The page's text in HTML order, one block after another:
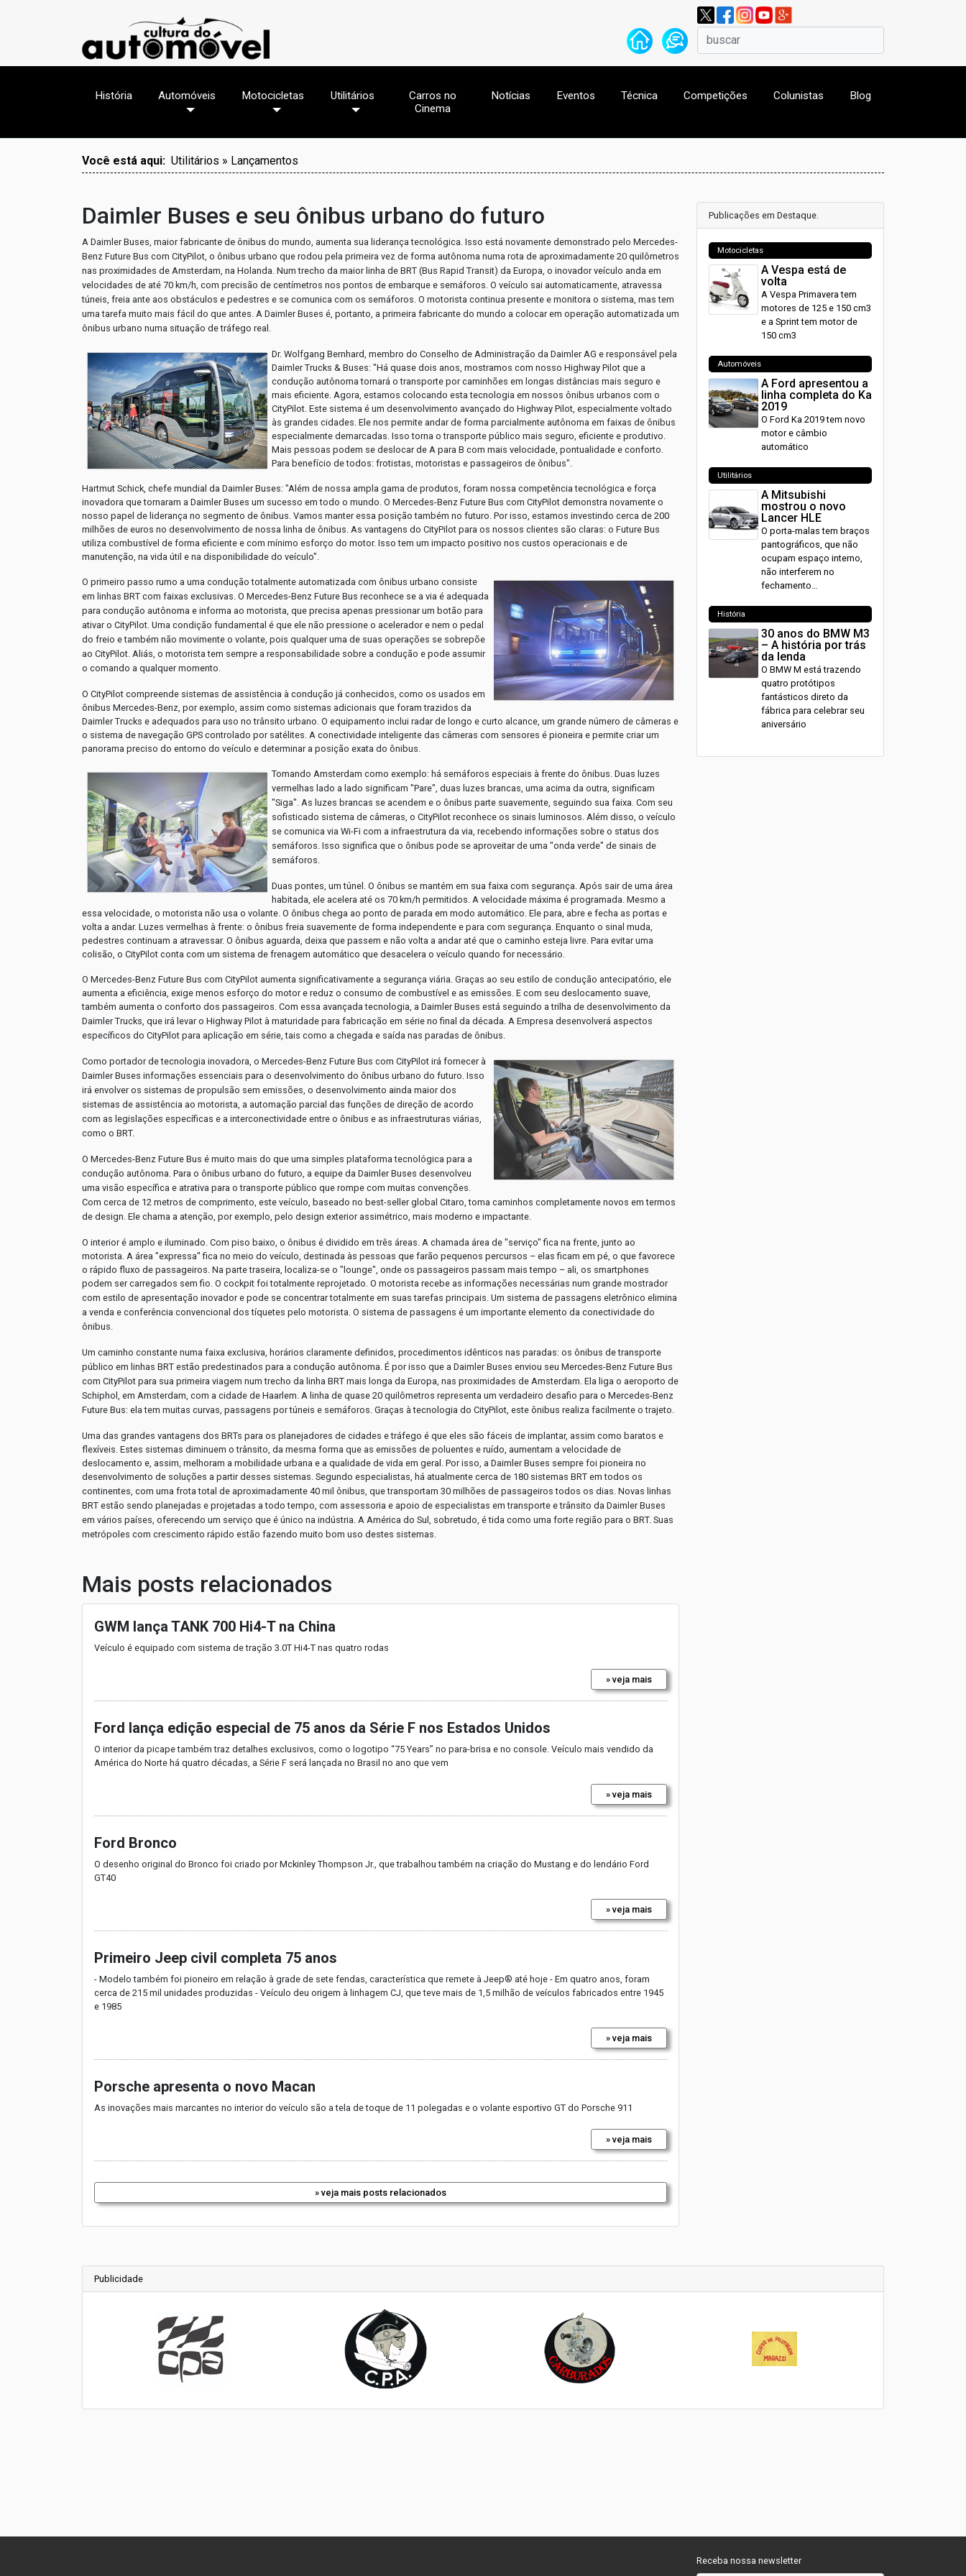
História Automóveis Motocicletas Utilitários
Carros no
Cinema
Notícias Eventos Técnica Competições Colunistas Blog
Você está aqui: Utilitários » Lançamentos
Daimler Buses e seu ônibus urbano do futuro
A Daimler Buses, maior fabricante de ônibus do mundo, aumenta sua liderança tecnológica. Isso está novamente demonstrado pelo Mercedes-
Benz Future Bus com CityPilot, o ônibus urbano que rodou pela primeira vez de forma autônoma numa rota de aproximadamente 20 quilômetros
nas proximidades de Amsterdam, na Holanda. Num trecho da maior linha de BRT (Bus Rapid Transit) da Europa, o inovador veículo anda em
velocidades de até 70 km/h, com precisão de centímetros nos pontos de embarque e semáforos. O veículo sai automaticamente, atravessa
túneis, freia ante aos obstáculos e pedestres e se comunica com os semáforos. O motorista continua presente e monitora o sistema, mas tem
uma tarefa muito mais fácil do que antes. A Daimler Buses é, portanto, a primeira fabricante do mundo a colocar em operação automatizada um
ônibus urbano numa situação de tráfego real.
Dr. Wolfgang Bernhard, membro do Conselho de Administração da Daimler AG e responsável pela
Daimler Trucks & Buses: "Há quase dois anos, mostramos com nosso Highway Pilot que a
condução autônoma tornará o transporte por caminhões em longas distâncias mais seguro e
mais eficiente. Agora, estamos colocando esta tecnologia em nossos ônibus urbanos com o
CityPilot. Este sistema é um desenvolvimento avançado do Highway Pilot, especialmente voltado
às grandes cidades. Ele nos permite andar de forma parcialmente autônoma em faixas de ônibus
especialmente demarcadas. Isso torna o transporte público mais seguro, eficiente e produtivo.
Mais pessoas podem se deslocar de A para B com mais velocidade, pontualidade e conforto.
Para benefício de todos: frotistas, motoristas e passageiros de ônibus".
Hartmut Schick, chefe mundial da Daimler Buses: "Além de nossa ampla gama de produtos, foram nossa competência tecnológica e força
inovadora que tornaram a Daimler Buses um sucesso em todo o mundo. O Mercedes-Benz Future Bus com CityPilot demonstra novamente o
nosso papel de liderança no segmento de ônibus. Vamos manter essa posição também no futuro. Por isso, estamos investindo cerca de 200
milhões de euros no desenvolvimento de nossa linha de ônibus. As vantagens do CityPilot para os nossos clientes são claras: o Future Bus
utiliza combustível de forma eficiente e com mínimo esforço do motor. Isso tem um impacto positivo nos custos operacionais e de
manutenção, na vida útil e na disponibilidade do veículo".
O primeiro passo rumo a uma condução totalmente automatizada com ônibus urbano consiste
em linhas BRT com faixas exclusivas. O Mercedes-Benz Future Bus reconhece se a via é adequada
para condução autônoma e informa ao motorista, que precisa apenas pressionar um botão para
ativar o CityPilot. Uma condição fundamental é que ele não pressione o acelerador e nem o pedal
do freio e também não movimente o volante, pois qualquer uma de suas operações se sobrepõe
ao CityPilot. Aliás, o motorista tem sempre a responsabilidade sobre a condução e pode assumir
o comando a qualquer momento.
O CityPilot compreende sistemas de assistência à condução já conhecidos, como os usados em
ônibus Mercedes-Benz, por exemplo, assim como sistemas adicionais que foram trazidos da
Daimler Trucks e adequados para uso no trânsito urbano. O equipamento inclui radar de longo e curto alcance, um grande número de câmeras e
o sistema de navegação GPS controlado por satélites. A conectividade inteligente das câmeras com sensores é pioneira e permite criar um
panorama preciso do entorno do veículo e determinar a posição exata do ônibus.
Tomando Amsterdam como exemplo: há semáforos especiais à frente do ônibus. Duas luzes
vermelhas lado a lado significam "Pare", duas luzes brancas, uma acima da outra, significam
"Siga". As luzes brancas se acendem e o ônibus parte suavemente, seguindo sua faixa. Com seu
sofisticado sistema de câmeras, o CityPilot reconhece os sinais luminosos. Além disso, o veículo
se comunica via Wi-Fi com a infraestrutura da via, recebendo informações sobre o status dos
semáforos. Isso significa que o ônibus pode se aproveitar de uma "onda verde" de sinais de
semáforos.
Duas pontes, um túnel. O ônibus se mantém em sua faixa com segurança. Após sair de uma área
habitada, ele acelera até os 70 km/h permitidos. A velocidade máxima é programada. Mesmo a
essa velocidade, o motorista não usa o volante. O ônibus chega ao ponto de parada em modo automático. Ele para, abre e fecha as portas e
volta a andar. Luzes vermelhas à frente: o ônibus freia suavemente de forma independente e para com segurança. Enquanto o sinal muda,
pedestres continuam a atravessar. O ônibus aguarda, deixa que passem e não volta a andar até que o caminho esteja livre. Para evitar uma
colisão, o CityPilot conta com um sistema de frenagem automático que desacelera o veículo quando for necessário.
O Mercedes-Benz Future Bus com CityPilot aumenta significativamente a segurança viária. Graças ao seu estilo de condução antecipatório, ele
aumenta a eficiência, exige menos esforço do motor e reduz o consumo de combustível e as emissões. E com seu deslocamento suave,
também aumenta o conforto dos passageiros. Com essa avançada tecnologia, a Daimler Buses está seguindo a trilha de desenvolvimento da
Daimler Trucks, que irá levar o Highway Pilot à maturidade para fabricação em série no final da década. A Empresa desenvolverá aspectos
específicos do CityPilot para aplicação em série, tais como a chegada e saída nas paradas de ônibus.
Como portador de tecnologia inovadora, o Mercedes-Benz Future Bus com CityPilot irá fornecer à
Daimler Buses informações essenciais para o desenvolvimento do ônibus urbano do futuro. Isso
irá envolver os sistemas de propulsão sem emissões, o desenvolvimento ainda maior dos
sistemas de assistência ao motorista, a automação parcial das funções de direção de acordo
com as legislações específicas e a interconectividade entre o ônibus e as infraestruturas viárias,
como o BRT.
O Mercedes-Benz Future Bus é muito mais do que uma simples plataforma tecnológica para a
condução autônoma. Para o ônibus urbano do futuro, a equipe da Daimler Buses desenvolveu
uma visão específica e atrativa para o transporte público que rompe com muitas convenções.
Com cerca de 12 metros de comprimento, este veículo, baseado no best-seller global Citaro, toma caminhos completamente novos em termos
de design. Ele chama a atenção, por exemplo, pelo design exterior assimétrico, mais moderno e impactante.
O interior é amplo e iluminado. Com piso baixo, o ônibus é dividido em três áreas. A chamada área de "serviço" fica na frente, junto ao
motorista. A área "expressa" fica no meio do veículo, destinada às pessoas que farão pequenos percursos – elas ficam em pé, o que favorece
o rápido fluxo de passageiros. Na parte traseira, localiza-se o "lounge", onde os passageiros passam mais tempo – ali, os smartphones
podem ser carregados sem fio. O cockpit foi totalmente reprojetado. O motorista recebe as informações necessárias num grande mostrador
com estilo de apresentação inovador e pode se concentrar totalmente em suas tarefas principais. Um sistema de passagens eletrônico elimina
a venda e conferência convencional dos tíquetes pelo motorista. O sistema de passagens é um importante elemento da conectividade do
ônibus.
Um caminho constante numa faixa exclusiva, horários claramente definidos, procedimentos idênticos nas paradas: os ônibus de transporte
público em linhas BRT estão predestinados para a condução autônoma. É por isso que a Daimler Buses enviou seu Mercedes-Benz Future Bus
com CityPilot para sua primeira viagem num trecho da linha BRT mais longa da Europa, nas proximidades de Amsterdam. Ela liga o aeroporto de
Schiphol, em Amsterdam, com a cidade de Haarlem. A linha de quase 20 quilômetros representa um verdadeiro desafio para o Mercedes-Benz
Future Bus: ela tem muitas curvas, passagens por túneis e semáforos. Graças à tecnologia do CityPilot, este ônibus realiza facilmente o trajeto.
Uma das grandes vantagens dos BRTs para os planejadores de cidades e tráfego é que eles são fáceis de implantar, assim como baratos e
flexíveis. Estes sistemas diminuem o trânsito, da mesma forma que as emissões de poluentes e ruído, aumentam a velocidade de
deslocamento e, assim, melhoram a mobilidade urbana e a qualidade de vida em geral. Por isso, a Daimler Buses sempre foi pioneira no
desenvolvimento de soluções a partir desses sistemas. Segundo especialistas, há atualmente cerca de 180 sistemas BRT em todos os
continentes, com uma frota total de aproximadamente 40 mil ônibus, que transportam 30 milhões de passageiros todos os dias. Novas linhas
BRT estão sendo planejadas e projetadas a todo tempo, com assessoria e apoio de especialistas em transporte e trânsito da Daimler Buses
em vários países, oferecendo um serviço que é único na indústria. A América do Sul, sobretudo, é tida como uma forte região para o BRT. Suas
metrópoles com crescimento rápido estão fazendo muito bom uso destes sistemas.
Mais posts relacionados
GWM lança TANK 700 Hi4-T na China
Veículo é equipado com sistema de tração 3.0T Hi4-T nas quatro rodas
» veja mais
Ford lança edição especial de 75 anos da Série F nos Estados Unidos
O interior da picape também traz detalhes exclusivos, como o logotipo “75 Years” no para-brisa e no console. Veículo mais vendido da
América do Norte há quatro décadas, a Série F será lançada no Brasil no ano que vem
» veja mais
Ford Bronco
O desenho original do Bronco foi criado por Mckinley Thompson Jr., que trabalhou também na criação do Mustang e do lendário Ford
GT40
» veja mais
Primeiro Jeep civil completa 75 anos
- Modelo também foi pioneiro em relação à grade de sete fendas, característica que remete à Jeep® até hoje - Em quatro anos, foram
cerca de 215 mil unidades produzidas - Veículo deu origem à linhagem CJ, que teve mais de 1,5 milhão de veículos fabricados entre 1945
e 1985
» veja mais
Porsche apresenta o novo Macan
As inovações mais marcantes no interior do veículo são a tela de toque de 11 polegadas e o volante esportivo GT do Porsche 911
» veja mais
» veja mais posts relacionados
Publicações em Destaque.
Motocicletas
A Vespa está de
volta
A Vespa Primavera tem
motores de 125 e 150 cm3
e a Sprint tem motor de
150 cm3
Automóveis
A Ford apresentou a
linha completa do Ka
2019
O Ford Ka 2019 tem novo
motor e câmbio
automático
Utilitários
A Mitsubishi
mostrou o novo
Lancer HLE
O porta-malas tem braços
pantográficos, que não
ocupam espaço interno,
não interferem no
fechamento…
História
30 anos do BMW M3
– A história por trás
da lenda
O BMW M está trazendo
quatro protótipos
fantásticos direto da
fábrica para celebrar seu
aniversário
Publicidade
Receba nossa newsletter